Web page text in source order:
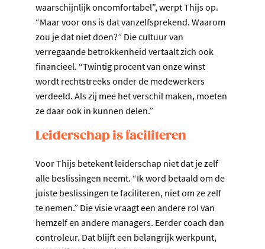
waarschijnlijk oncomfortabel”, werpt Thijs op.
“Maar voor ons is dat vanzelfsprekend. Waarom
zou je dat niet doen?” Die cultuur van
verregaande betrokkenheid vertaalt zich ook
financieel. “Twintig procent van onze winst
wordt rechtstreeks onder de medewerkers
verdeeld. Als zij mee het verschil maken, moeten
ze daar ook in kunnen delen.”
Leiderschap is faciliteren
Voor Thijs betekent leiderschap niet dat je zelf
alle beslissingen neemt. “Ik word betaald om de
juiste beslissingen te faciliteren, niet om ze zelf
te nemen.” Die visie vraagt een andere rol van
hemzelf en andere managers. Eerder coach dan
controleur. Dat blijft een belangrijk werkpunt,